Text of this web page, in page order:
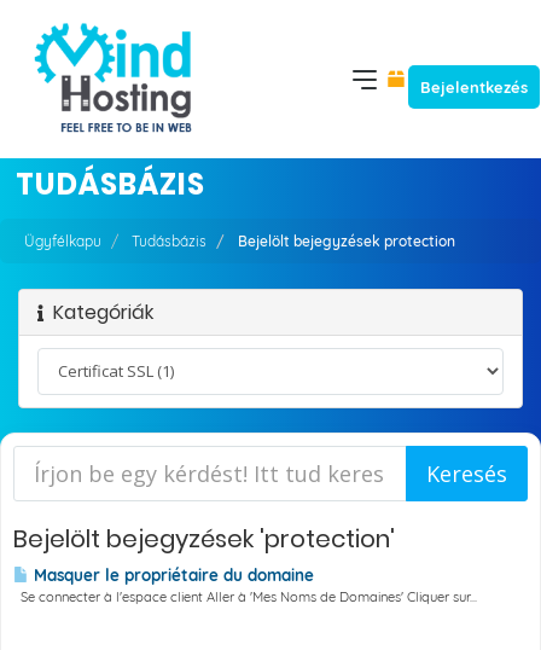
Bejelentkezés
TUDÁSBÁZIS
Ügyfélkapu Tudásbázis Bejelölt bejegyzések protection
Kategóriák
Bejelölt bejegyzések 'protection'
Masquer le propriétaire du domaine
Se connecter à l'espace client Aller à 'Mes Noms de Domaines' Cliquer sur...